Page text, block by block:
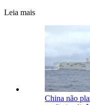
Leia mais
China não